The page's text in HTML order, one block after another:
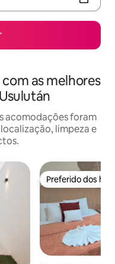
as melhores
acomodações foram
limpeza e
Preferido dos
Preferido dos